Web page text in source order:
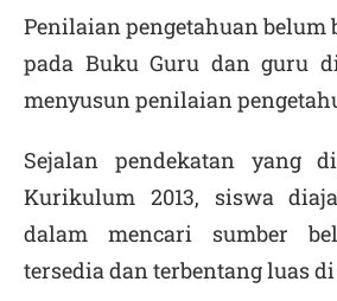
Penilaian pengetahuan belum
pada Buku Guru dan guru
menyusun penilaian
Sejalan pendekatan yang
Kurikulum 2013, siswa
dalam mencari sumber
tersedia dan terbentang luas